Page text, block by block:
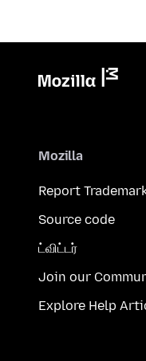
Mozilla
Report
Source code
ட்விட்டர்
Join our
Explore Help